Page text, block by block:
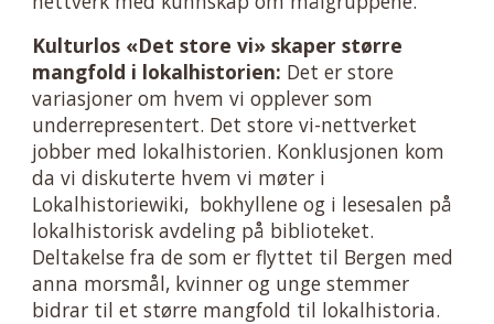
Kulturlos «Det store vi» skaper større
mangfold i lokalhistorien: Det er store
variasjoner om hvem vi opplever som
underrepresentert. Det store vi-nettverket
jobber med lokalhistorien. Konklusjonen kom
da vi diskuterte hvem vi møter i
Lokalhistoriewiki, bokhyllene og i lesesalen på
lokalhistorisk avdeling på biblioteket.
Deltakelse fra de som er flyttet til Bergen med
anna morsmål, kvinner og unge stemmer
bidrar til et større mangfold til lokalhistoria.